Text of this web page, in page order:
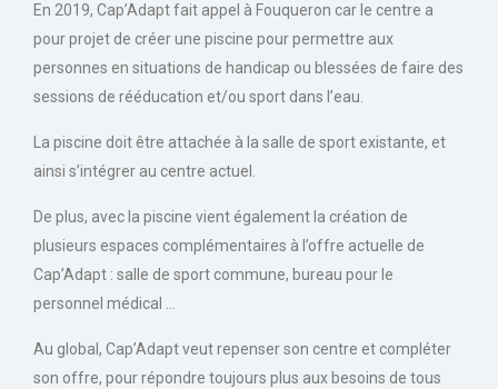
En 2019, Cap’Adapt fait appel à Fouqueron car le centre a
pour projet de créer une piscine pour permettre aux
personnes en situations de handicap ou blessées de faire des
sessions de rééducation et/ou sport dans l’eau.
La piscine doit être attachée à la salle de sport existante, et
ainsi s’intégrer au centre actuel.
De plus, avec la piscine vient également la création de
plusieurs espaces complémentaires à l’offre actuelle de
Cap’Adapt : salle de sport commune, bureau pour le
personnel médical …
Au global, Cap’Adapt veut repenser son centre et compléter
son offre, pour répondre toujours plus aux besoins de tous